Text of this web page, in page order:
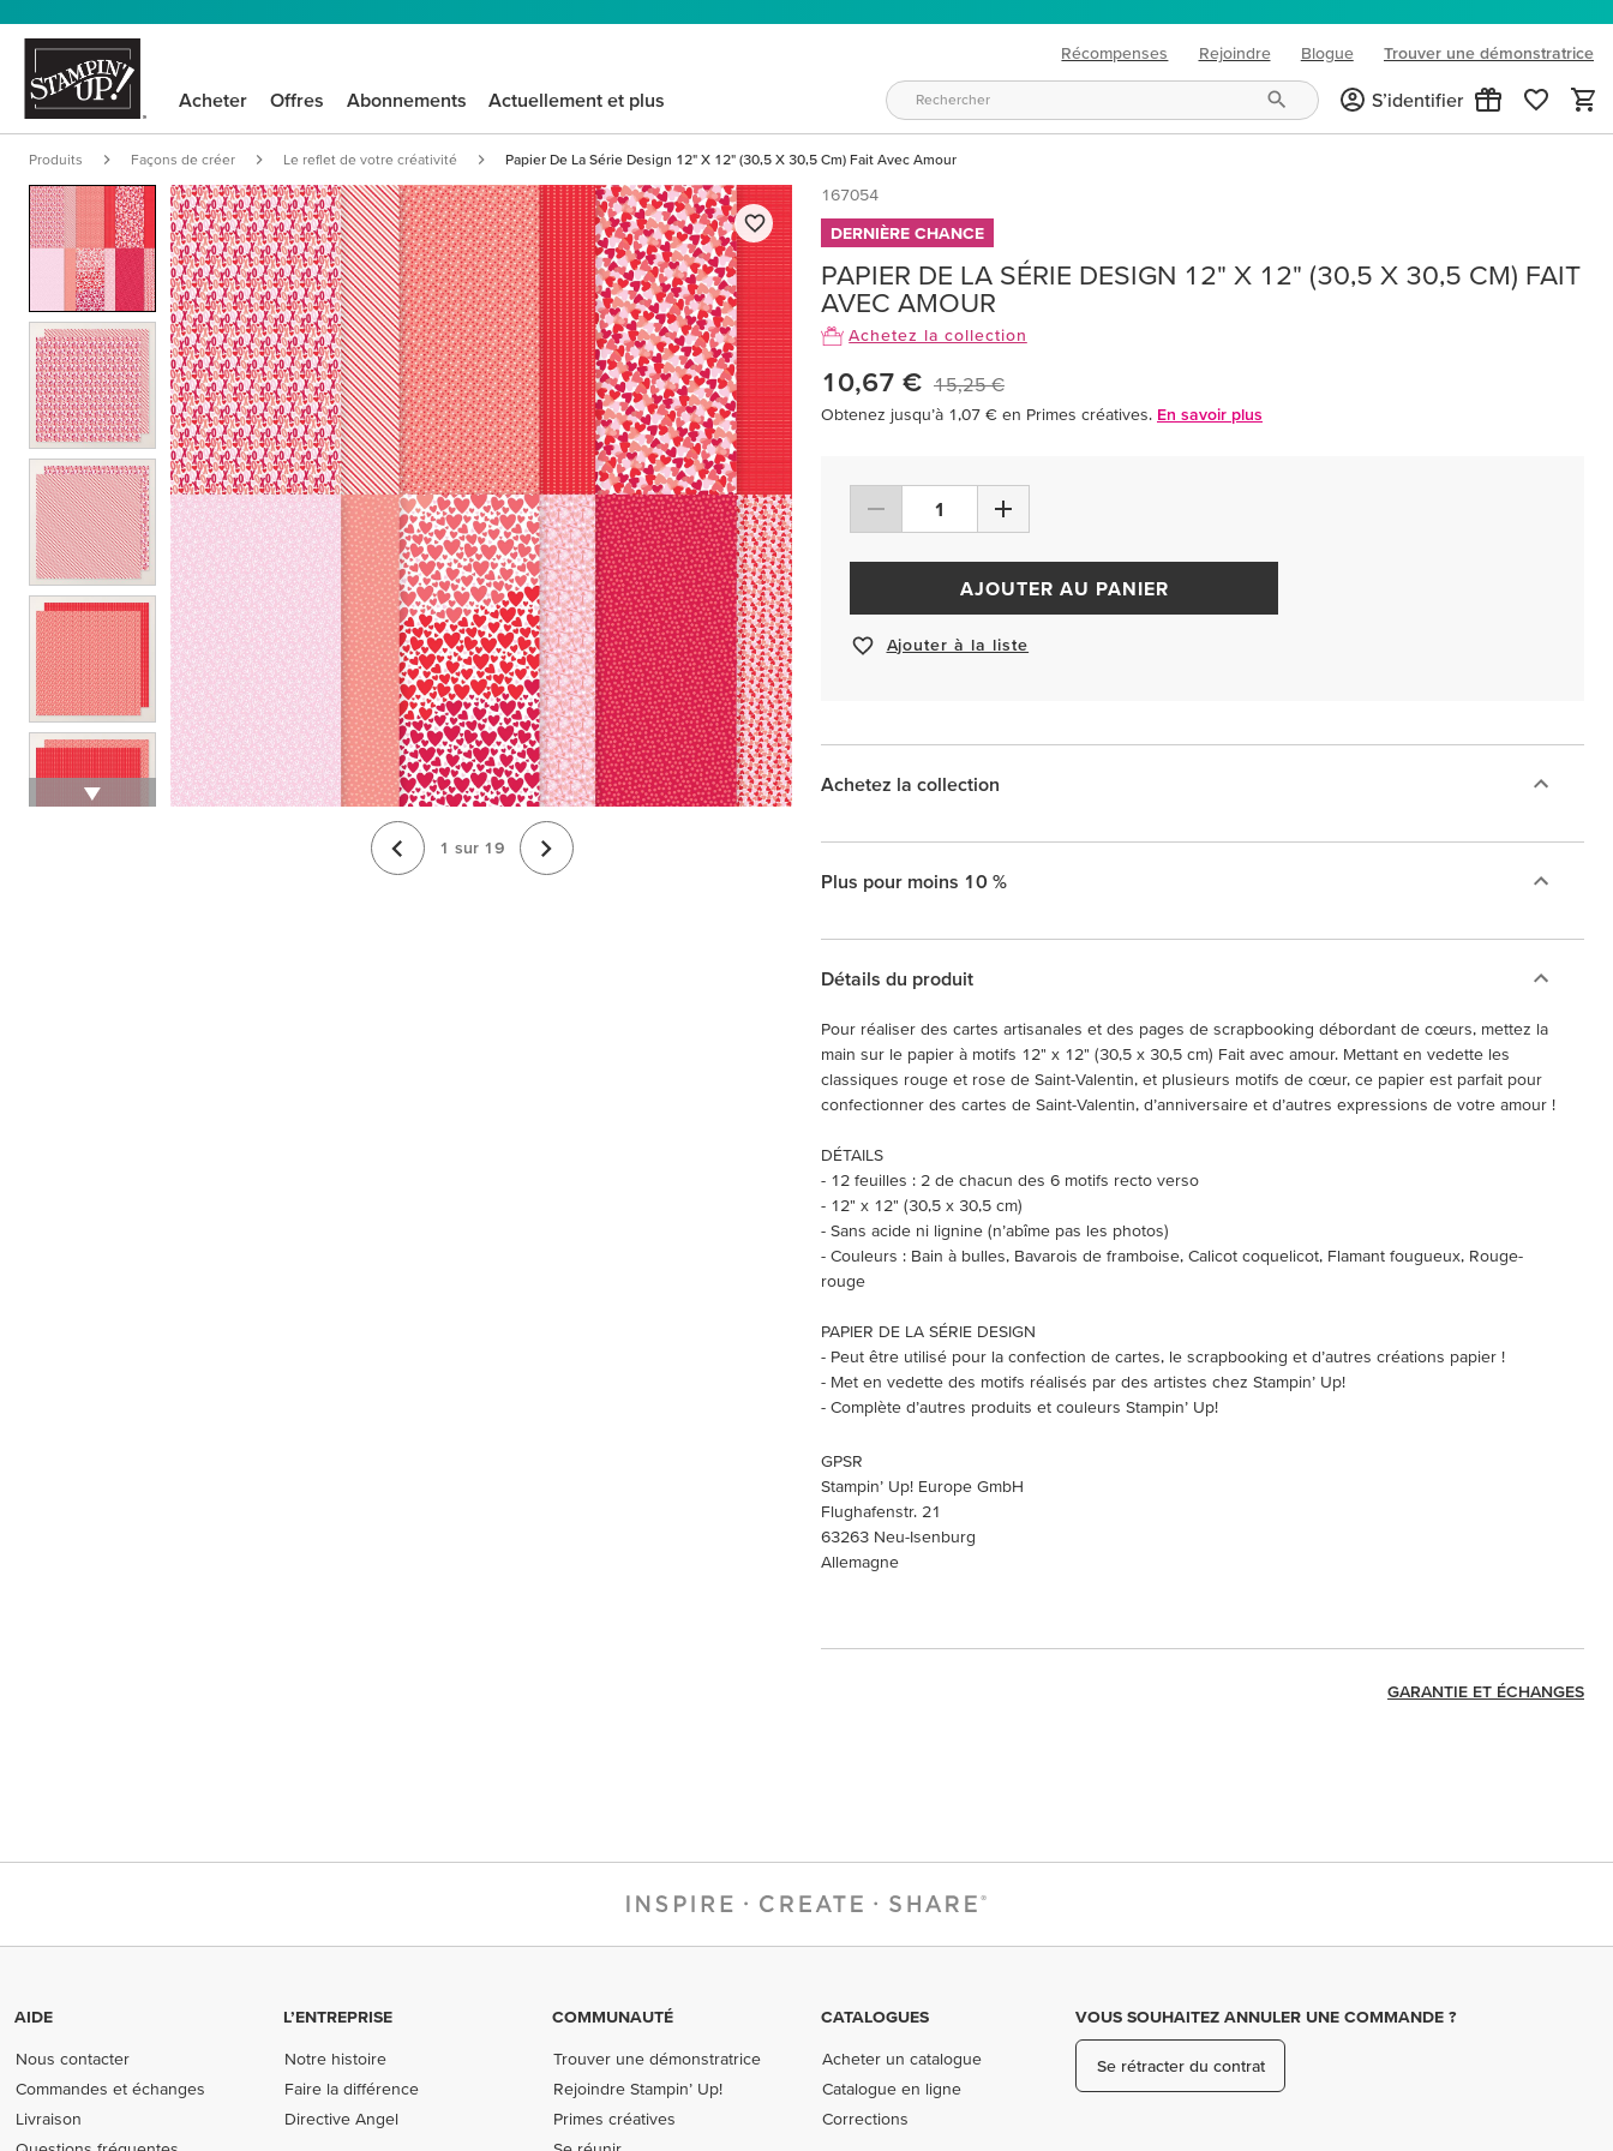
Récompenses Rejoindre Blogue
(opens in new tab)
Trouver une démonstratrice
Acheter Offres Abonnements Actuellement et plus S’identifier
Produits Façons de créer Le reflet de votre créativité Papier De La Série Design 12" X 12" (30,5 X 30,5 Cm) Fait Avec Amour
1 sur 19
167054
DERNIÈRE CHANCE
PAPIER DE LA SÉRIE DESIGN 12" X 12" (30,5 X 30,5 CM) FAIT
AVEC AMOUR
Achetez la collection
10,67 € 15,25 €
Obtenez jusqu’à 1,07 € en Primes créatives. En savoir plus
AJOUTER AU PANIER
Ajouter à la liste
Achetez la collection
Plus pour moins 10 %
Détails du produit
Pour réaliser des cartes artisanales et des pages de scrapbooking débordant de cœurs, mettez la
main sur le papier à motifs 12" x 12" (30,5 x 30,5 cm) Fait avec amour. Mettant en vedette les
classiques rouge et rose de Saint-Valentin, et plusieurs motifs de cœur, ce papier est parfait pour
confectionner des cartes de Saint-Valentin, d’anniversaire et d’autres expressions de votre amour !
DÉTAILS
- 12 feuilles : 2 de chacun des 6 motifs recto verso
- 12" x 12" (30,5 x 30,5 cm)
- Sans acide ni lignine (n’abîme pas les photos)
- Couleurs : Bain à bulles, Bavarois de framboise, Calicot coquelicot, Flamant fougueux, Rouge-
rouge
PAPIER DE LA SÉRIE DESIGN
- Peut être utilisé pour la confection de cartes, le scrapbooking et d’autres créations papier !
- Met en vedette des motifs réalisés par des artistes chez Stampin’ Up!
- Complète d’autres produits et couleurs Stampin’ Up!
GPSR
Stampin’ Up! Europe GmbH
Flughafenstr. 21
63263 Neu-Isenburg
Allemagne
GARANTIE ET ÉCHANGES
AIDE
Nous contacter
Commandes et échanges
Livraison
L’ENTREPRISE
Notre histoire
Faire la différence
Directive Angel
COMMUNAUTÉ
Trouver une démonstratrice
Rejoindre Stampin’ Up!
Primes créatives
CATALOGUES
Acheter un catalogue
Catalogue en ligne
Corrections
VOUS SOUHAITEZ ANNULER UNE COMMANDE ?
Se rétracter du contrat